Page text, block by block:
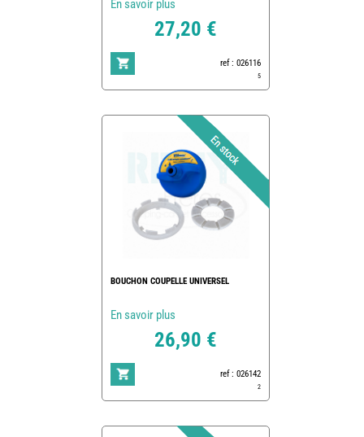
En savoir plus
27,20 €
ref : 026116
5
BOUCHON COUPELLE UNIVERSEL
En savoir plus
26,90 €
ref : 026142
2